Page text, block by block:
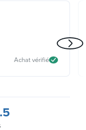
Achat vérifié